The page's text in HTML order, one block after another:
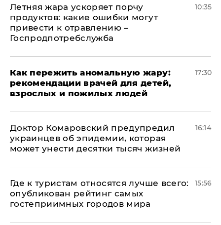
Летняя жара ускоряет порчу
продуктов: какие ошибки могут
привести к отравлению –
Госпродпотребслужба
10:35
Как пережить аномальную жару:
рекомендации врачей для детей,
взрослых и пожилых людей
17:30
Доктор Комаровский предупредил
украинцев об эпидемии, которая
может унести десятки тысяч жизней
16:14
Где к туристам относятся лучше всего:
опубликован рейтинг самых
гостеприимных городов мира
15:56